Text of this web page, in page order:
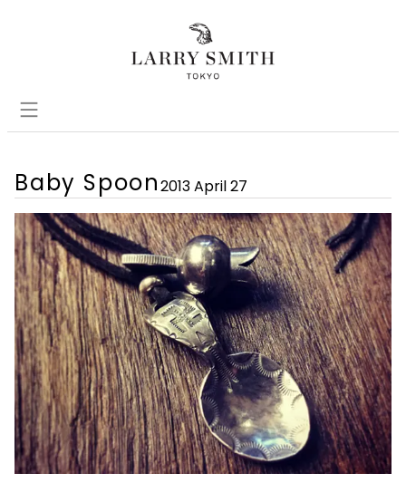
Baby Spoon2013 April 27